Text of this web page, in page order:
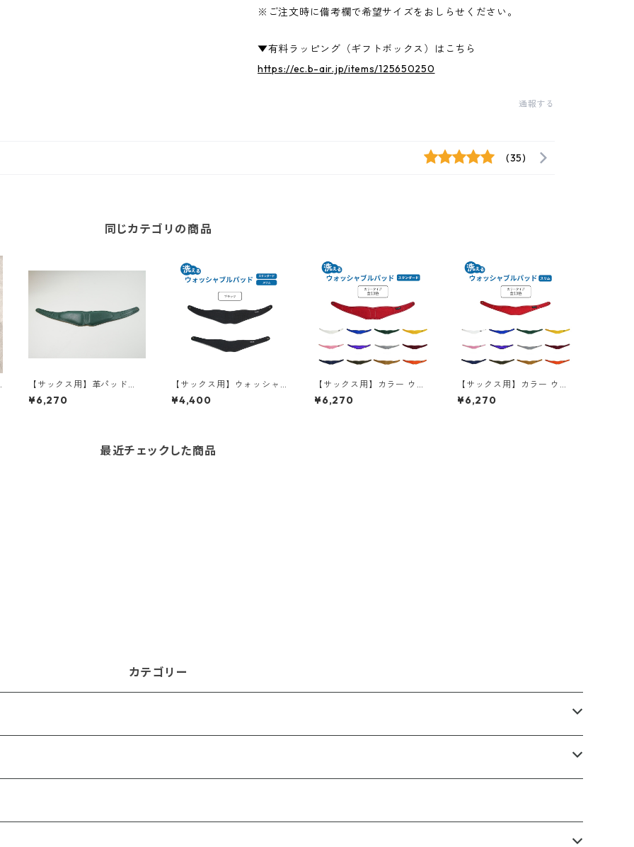
※ご注文時に備考欄で希望サイズをおしらせください。
▼有料ラッピング（ギフトボックス）はこちら
https://ec.b-air.jp/items/125650250
通報する
(35)
同じカテゴリの商品
【サックス用】革パッド
（スタンダード/スリム）
【限定色：キプロス】
¥6,270
【サックス用】ウォッシャ
ブルパッド（スタンダード/
スリム）
¥4,400
【サックス用】カラー ウォ
ッシャブルパッド（スタン
ダード）【全13色】
¥6,270
【サックス用】カラー ウォ
ッシャブルパッド（スリ
ム）【全13色】
¥6,270
最近チェックした商品
カテゴリー